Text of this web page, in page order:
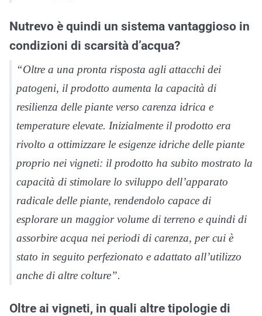
Nutrevo è quindi un sistema vantaggioso in
condizioni di scarsità d’acqua?
“Oltre a una pronta risposta agli attacchi dei
patogeni, il prodotto aumenta la capacità di
resilienza delle piante verso carenza idrica e
temperature elevate. Inizialmente il prodotto era
rivolto a ottimizzare le esigenze idriche delle piante
proprio nei vigneti: il prodotto ha subito mostrato la
capacità di stimolare lo sviluppo dell’apparato
radicale delle piante, rendendolo capace di
esplorare un maggior volume di terreno e quindi di
assorbire acqua nei periodi di carenza, per cui è
stato in seguito perfezionato e adattato all’utilizzo
anche di altre colture”.
Oltre ai vigneti, in quali altre tipologie di